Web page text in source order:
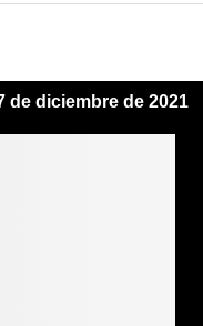
de diciembre de 2021